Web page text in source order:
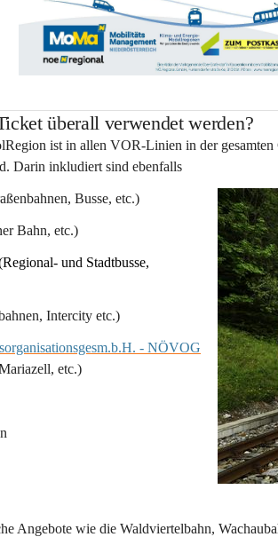
überall verwendet werden?
ist in allen VOR-Linien in der gesamten
. Darin inkludiert sind ebenfalls
Busse, etc.)
Bahn, etc.)
und Stadtbusse,
Intercity etc.)
- NÖVOG
etc.)
Angebote wie die Waldviertelbahn,